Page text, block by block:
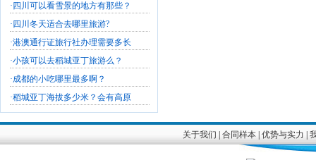
· 四川可以看雪景的地方有那些？
· 四川冬天适合去哪里旅游?
·港澳通行证旅行社办理需要多长
·小孩可以去稻城亚丁旅游么？
·成都的小吃哪里最多啊？
·稻城亚丁海拔多少米？会有高原
关于我们 合同样本| 优势与实力